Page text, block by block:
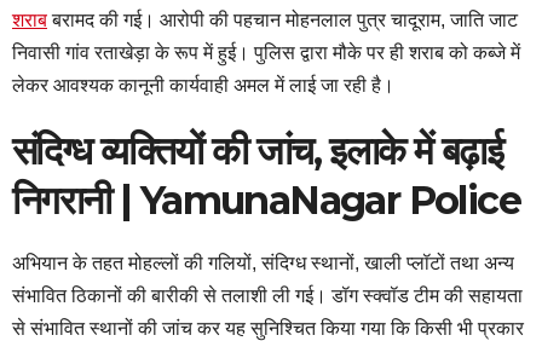
शराबबरामद की गई। आरोपी की पहचान मोहनलाल पुत्र चादूराम, जाति जाट
निवासी गांव रताखेड़ा के रूप में हुई। पुलिस द्वारा मौके पर ही शराब को कब्जे में
लेकर आवश्यक कानूनी कार्यवाही अमल में लाई जा रही है।
संदिग्ध व्यक्तियों की जांच, इलाके में बढ़ाई
निगरानी | YamunaNagar Police
अभियान के तहत मोहल्लों की गलियों, संदिग्ध स्थानों, खाली प्लॉटों तथा अन्य
संभावित ठिकानों की बारीकी से तलाशी ली गई। डॉग स्क्वॉड टीम की सहायता
से संभावित स्थानों की जांच कर यह सुनिश्चित किया गया कि किसी भी प्रकार